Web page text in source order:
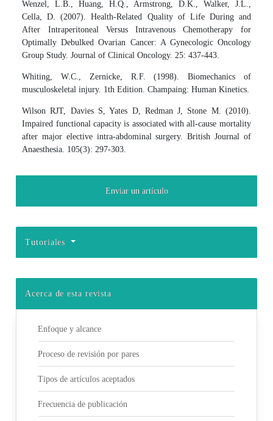
Wenzel, L.B., Huang, H.Q., Armstrong, D.K., Walker, J.L.,
Cella, D. (2007). Health-Related Quality of Life During and
After Intraperitoneal Versus Intravenous Chemotherapy for
Optimally Debulked Ovarian Cancer: A Gynecologic Oncology
Group Study. Journal of Clinical Oncology. 25: 437-443.
Whiting, W.C., Zernicke, R.F. (1998). Biomechanics of
musculoskeletal injury. 1th Edition. Champaing: Human Kinetics.
Wilson RJT, Davies S, Yates D, Redman J, Stone M. (2010).
Impaired functional capacity is associated with all-cause mortality
after major elective intra-abdominal surgery. British Journal of
Anaesthesia. 105(3): 297-303.
Enviar un artículo
Tutoriales
Acerca de esta revista
Enfoque y alcance
Proceso de revisión por pares
Tipos de artículos aceptados
Frecuencia de publicación